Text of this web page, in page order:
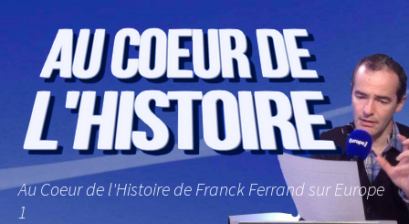
Au Coeur de l'Histoire de Franck Ferrand sur Europe
1